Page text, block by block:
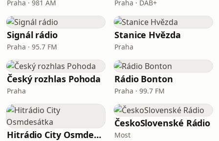
Praha · 981 AM Praha · DAB+
Signál rádio
Praha · 95.7 FM
Stanice Hvězda
Praha
Český rozhlas Pohoda
Praha
Rádio Bonton
Praha · 99.7 FM
Hitrádio City Osmdesátka
ČeskoSlovenské Rádio
Most